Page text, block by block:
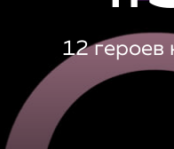
12 героев